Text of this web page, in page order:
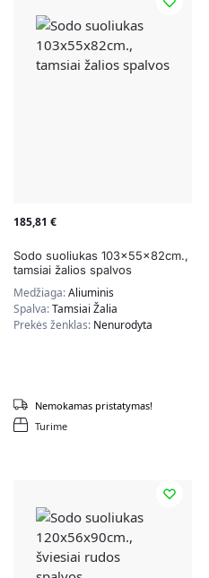
185,81 €
Sodo suoliukas 103x55x82cm.,
tamsiai žalios spalvos
Medžiaga:Aliuminis
Spalva:Tamsiai Žalia
Prekės ženklas: Nenurodyta
Turime
Nemokamas pristatymas!